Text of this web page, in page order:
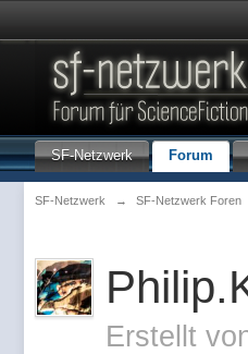
SF-Netzwerk Forum
SF-Netzwerk → SF-Netzwerk Foren
Erstellt